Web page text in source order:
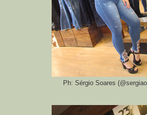
Ph: Sérgio Soares